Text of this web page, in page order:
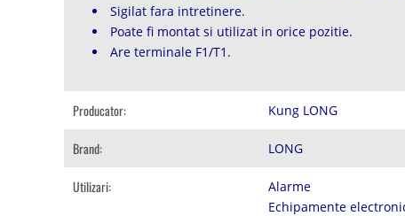
Sigilat fara intretinere.
Poate fi montat si utilizat in orice pozitie.
Are terminale F1/T1.
Producator: Kung LONG
Brand: LONG
Utilizari:
Alarme
Echipamente